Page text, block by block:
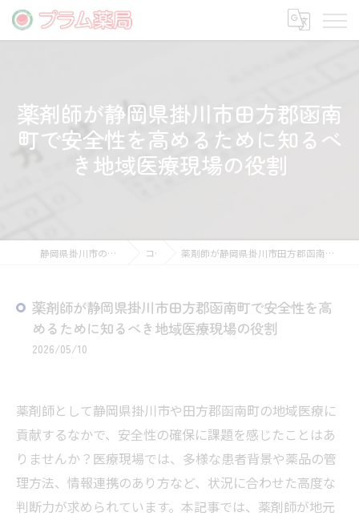
薬剤師が静岡県掛川市田方郡函南
町で安全性を高めるために知るべ
き地域医療現場の役割
静岡県掛川市の薬剤師の求人ならプラム薬局 コラム 薬剤師が静岡県掛川市田方郡函南町で安全性を高めるために知るべき地域医療現場の役割
薬剤師が静岡県掛川市田方郡函南町で安全性を高
めるために知るべき地域医療現場の役割
2026/05/10
薬剤師として静岡県掛川市や田方郡函南町の地域医療に
貢献するなかで、安全性の確保に課題を感じたことはあ
りませんか？医療現場では、多様な患者背景や薬品の管
理方法、情報連携のあり方など、状況に合わせた高度な
判断力が求められています。本記事では、薬剤師が地元